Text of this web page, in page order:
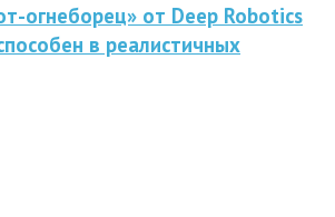
огнеборец» от Deep Robotics
в реалистичных